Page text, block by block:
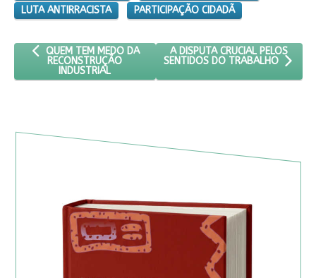
LUTA ANTIRRACISTA
PARTICIPAÇÃO CIDADÃ
ARTIGO ANTERIOR: QUEM TEM MEDO DA RECONSTRUÇÃO
QUEM TEM MEDO DA
RECONSTRUÇÃO
INDUSTRIAL
PRÓXIMO ARTIGO: A DISPUTA
A DISPUTA CRUCIAL PELOS
SENTIDOS DO TRABALHO